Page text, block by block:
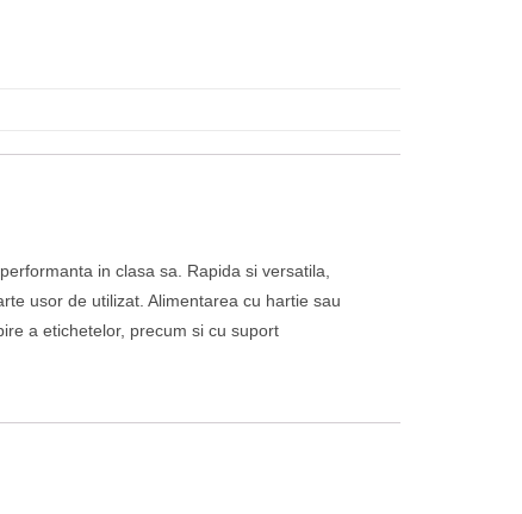
in clasa sa. Rapida si versatila,
usor de utilizat. Alimentarea cu hartie sau
a etichetelor, precum si cu suport